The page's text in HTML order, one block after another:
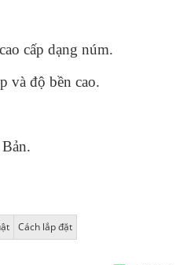
cấp dạng núm.
và độ bền cao.
Cách lắp đặt